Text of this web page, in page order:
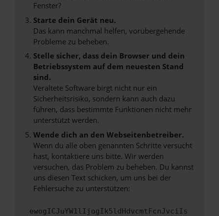
Fenster?
Starte dein Gerät neu.
Das kann manchmal helfen, vorübergehende
Probleme zu beheben.
Stelle sicher, dass dein Browser und dein
Betriebssystem auf dem neuesten Stand
sind.
Veraltete Software birgt nicht nur ein
Sicherheitsrisiko, sondern kann auch dazu
führen, dass bestimmte Funktionen nicht mehr
unterstützt werden.
Wende dich an den Webseitenbetreiber.
Wenn du alle oben genannten Schritte versucht
hast, kontaktiere uns bitte. Wir werden
versuchen, das Problem zu beheben. Du kannst
uns diesen Text schicken, um uns bei der
Fehlersuche zu unterstützen:
ewogICJuYW1lIjogIk5ldHdvcmtFcnJvciIs